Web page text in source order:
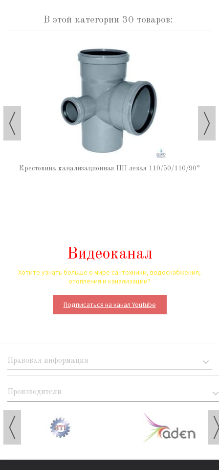
В этой категории 30 товаров:
Крестовина канализационная ПП левая 110/50/110/90°
Видеоканал
Хотите узнать больше о мире сантехники, водоснабжения,
отопления и канализации?
Подписаться на канал Youtube
Правовая информация
Производители